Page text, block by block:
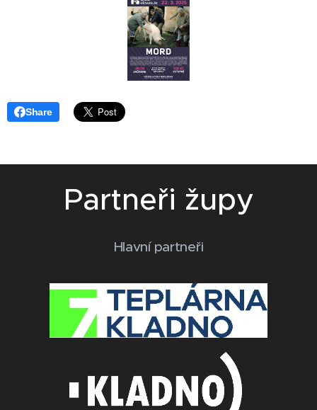
Share
Partneři župy
Hlavní partneři